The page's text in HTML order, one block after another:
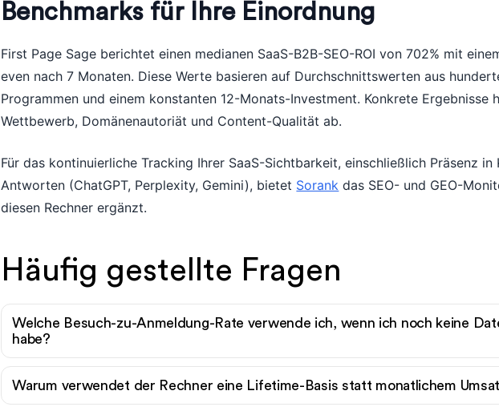
Benchmarks für Ihre Einordnung
First Page Sage berichtet einen medianen SaaS-B2B-SEO-ROI von 702% mit
even nach 7 Monaten. Diese Werte basieren auf Durchschnittswerten aus
Programmen und einem konstanten 12-Monats-Investment. Konkrete Ergebnisse
Wettbewerb, Domänenautoriät und Content-Qualität ab.
Für das kontinuierliche Tracking Ihrer SaaS-Sichtbarkeit, einschließlich Präsenz in
Antworten (ChatGPT, Perplexity, Gemini), bietet Sorank das SEO- und GEO-
diesen Rechner ergänzt.
Häufig gestellte Fragen
Welche Besuch-zu-Anmeldung-Rate verwende ich, wenn ich noch keine
habe?
Warum verwendet der Rechner eine Lifetime-Basis statt monatlichem